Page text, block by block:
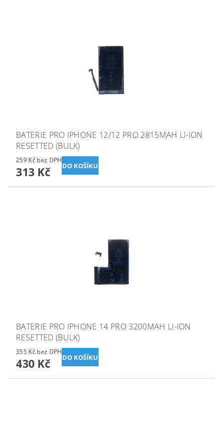
BATERIE PRO IPHONE 12/12 PRO 2815MAH LI-ION
RESETTED (BULK)
259 Kč bez DPH
313 Kč
BATERIE PRO IPHONE 14 PRO 3200MAH LI-ION
RESETTED (BULK)
355 Kč bez DPH
430 Kč